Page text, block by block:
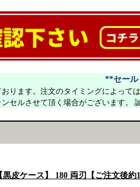
**セール
ります。注文のタイミングによって
セルさせて頂く場合がございます。
皮ケース】 180 両刃【ご注文後約